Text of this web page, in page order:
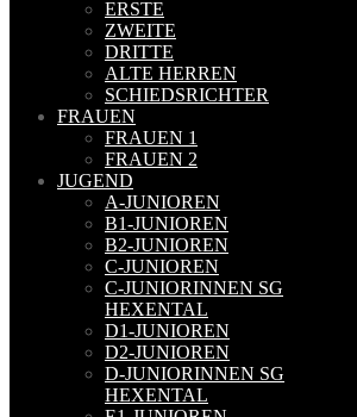
ERSTE
ZWEITE
DRITTE
ALTE HERREN
SCHIEDSRICHTER
FRAUEN
FRAUEN 1
FRAUEN 2
JUGEND
A-JUNIOREN
B1-JUNIOREN
B2-JUNIOREN
C-JUNIOREN
C-JUNIORINNEN SG
HEXENTAL
D1-JUNIOREN
D2-JUNIOREN
D-JUNIORINNEN SG
HEXENTAL